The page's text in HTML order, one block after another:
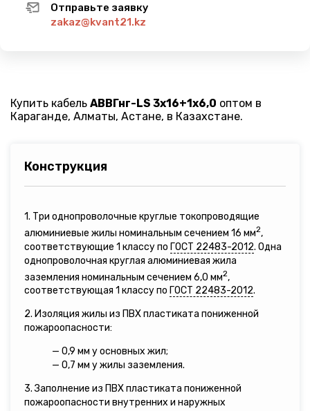
Отправьте заявку
zakaz@kvant21.kz
Купить кабель АВВГнг-LS 3х16+1х6,0 оптом в
Караганде, Алматы, Астане, в Казахстане.
Конструкция
1. Три однопроволочные круглые токопроводящие
алюминиевые жилы номинальным сечением 16 мм2,
соответствующие 1 классу по ГОСТ 22483-2012. Одна
однопроволочная круглая алюминиевая жила
заземления номинальным сечением 6,0 мм2,
соответствующая 1 классу по ГОСТ 22483-2012.
2. Изоляция жилы из ПВХ пластиката пониженной
пожароопасности:
— 0,9 мм у основных жил;
— 0,7 мм у жилы заземления.
3. Заполнение из ПВХ пластиката пониженной
пожароопасности внутренних и наружных